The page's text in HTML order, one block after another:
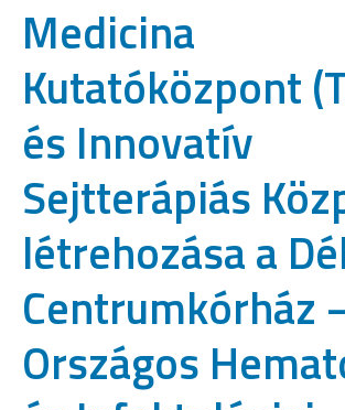
Medicina
Kutatóközpont
és Innovatív
Sejtterápiás
létrehozása a
Centrumkórház
Országos